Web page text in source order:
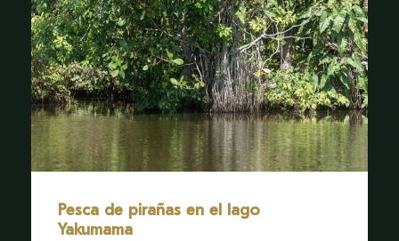
Pesca de pirañas en el lago
Yakumama